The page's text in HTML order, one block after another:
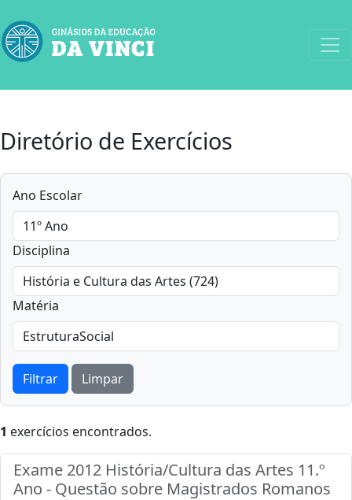
Diretório de Exercícios
Ano Escolar
Disciplina
Matéria
Filtrar Limpar
1 exercícios encontrados.
Exame 2012 História/Cultura das Artes 11.º
Ano - Questão sobre Magistrados Romanos